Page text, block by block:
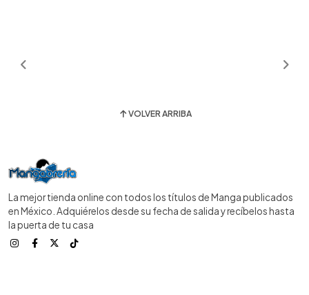
VOLVER ARRIBA
La mejor tienda online con todos los títulos de Manga publicados
en México. Adquiérelos desde su fecha de salida y recíbelos hasta
la puerta de tu casa